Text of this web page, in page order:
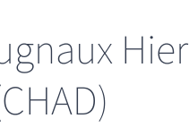
Hier